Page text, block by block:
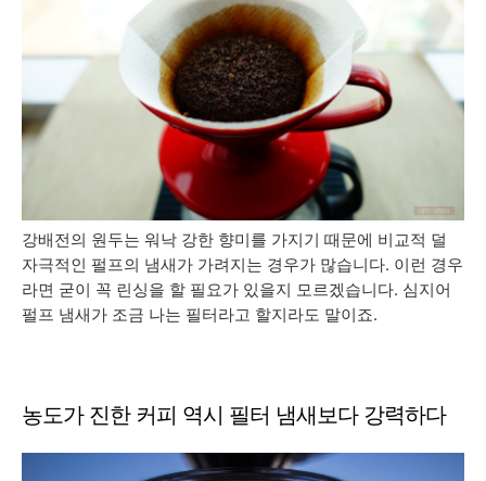
강배전의 원두는 워낙 강한 향미를 가지기 때문에 비교적 덜
자극적인 펄프의 냄새가 가려지는 경우가 많습니다. 이런 경우
라면 굳이 꼭 린싱을 할 필요가 있을지 모르겠습니다. 심지어
펄프 냄새가 조금 나는 필터라고 할지라도 말이죠.
농도가 진한 커피 역시 필터 냄새보다 강력하다